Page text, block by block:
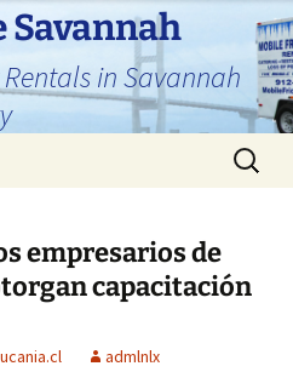
Savannah
in Savannah
Search
for:
empresarios de
capacitación
admlnlx